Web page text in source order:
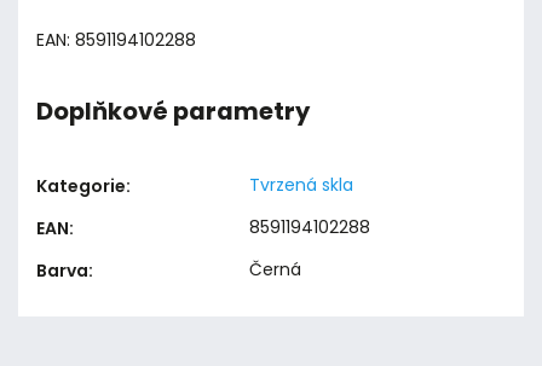
EAN: 8591194102288
Doplňkové parametry
Kategorie:
Tvrzená skla
EAN:
8591194102288
Barva: Černá